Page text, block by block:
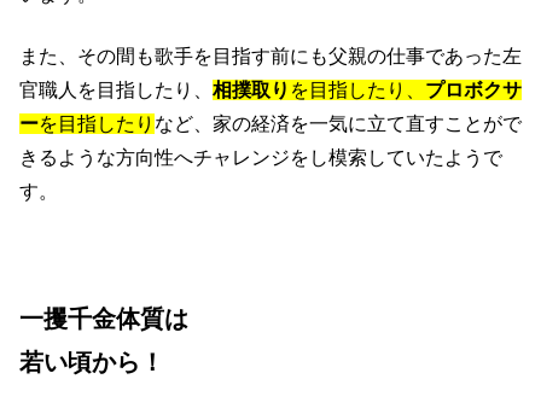
また、その間も歌手を目指す前にも父親の仕事であった左
官職人を目指したり、 相撲取り を目指したり、 プロボクサ
ーを目指したり など、家の経済を一気に立て直すことがで
きるような方向性へチャレンジをし模索していたようで
す。
一攫千金体質は
若い頃から！